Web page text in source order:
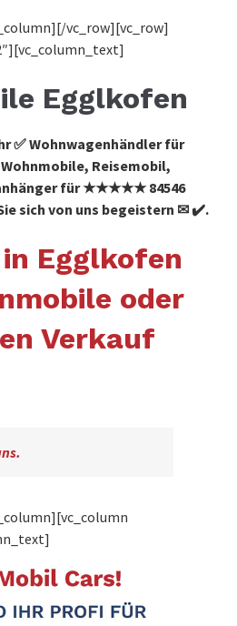
vc_row][vc_row]
Egglkofen
✅ Wohnwagenhändler für
Reisemobil,
für ★★★★★ 84546
sich von uns begeistern ✉ ✔️.
Egglkofen
oder
Verkauf